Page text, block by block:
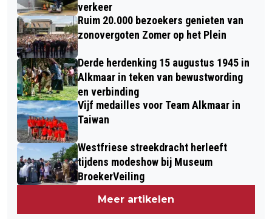
verkeer
Ruim 20.000 bezoekers genieten van
zonovergoten Zomer op het Plein
Derde herdenking 15 augustus 1945 in
Alkmaar in teken van bewustwording
en verbinding
Vijf medailles voor Team Alkmaar in
Taiwan
Westfriese streekdracht herleeft
tijdens modeshow bij Museum
BroekerVeiling
Meer artikelen